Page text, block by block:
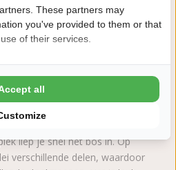
liep je snel het bos in. Op
verschillende delen, waardoor
These partners may
you've provided to them or that
of their services.
all